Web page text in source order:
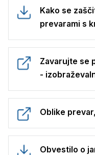
Kako se
prevarami s
Zavarujte se
-
Oblike
Obvestilo o